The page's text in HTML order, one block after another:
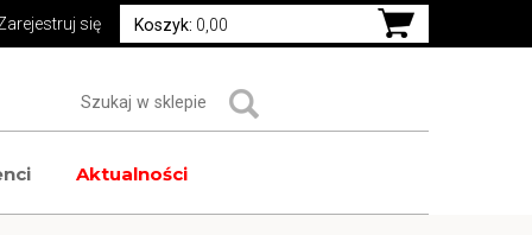
się Koszyk: 0,00
Aktualności